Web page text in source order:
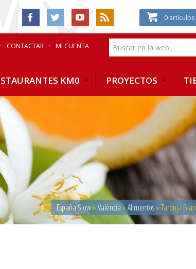
0 artículos
CONTACTAR MI CUENTA
KM0 PROYECTOS
España Slow»Valéncia»Alimentos»Taronja